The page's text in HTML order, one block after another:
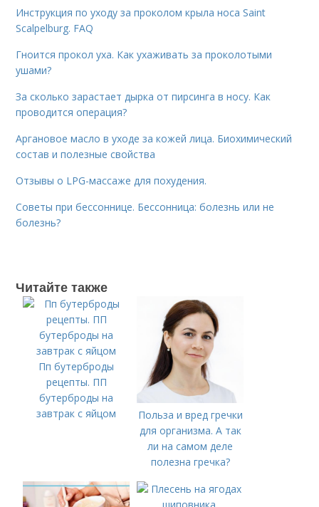
Инструкция по уходу за проколом крыла носа Saint
Scalpelburg. FAQ
Гноится прокол уха. Как ухаживать за проколотыми
ушами?
За сколько зарастает дырка от пирсинга в носу. Как
проводится операция?
Аргановое масло в уходе за кожей лица. Биохимический
состав и полезные свойства
Отзывы о LPG-массаже для похудения.
Советы при бессоннице. Бессонница: болезнь или не
болезнь?
Читайте также
Пп бутерброды
рецепты. ПП
бутерброды на
завтрак с яйцом
Польза и вред гречки
для организма. А так
ли на самом деле
полезна гречка?